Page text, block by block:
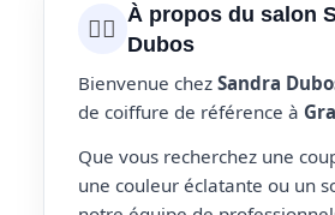
💇‍♀️ À propos du salon
Dubos
Bienvenue chez Sandra
de coiffure de référence à
Que vous recherchez une
une couleur éclatante ou un